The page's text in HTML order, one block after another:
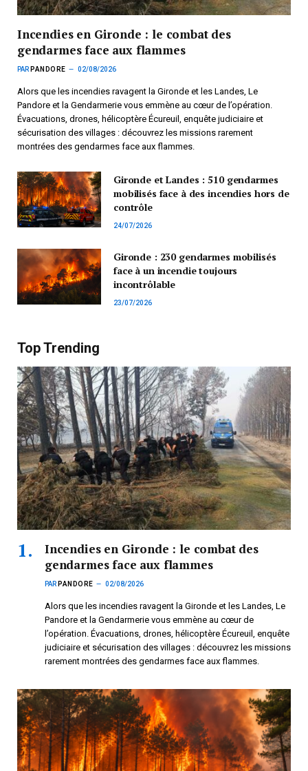
Incendies en Gironde : le combat des
gendarmes face aux flammes
PAR PANDORE 02/08/2026
Alors que les incendies ravagent la Gironde et les Landes, Le
Pandore et la Gendarmerie vous emmène au cœur de l’opération.
Évacuations, drones, hélicoptère Écureuil, enquête judiciaire et
sécurisation des villages : découvrez les missions rarement
montrées des gendarmes face aux flammes.
Gironde et Landes : 510 gendarmes
mobilisés face à des incendies hors de
contrôle
24/07/2026
Gironde : 230 gendarmes mobilisés
face à un incendie toujours
incontrôlable
23/07/2026
Top Trending
Incendies en Gironde : le combat des
gendarmes face aux flammes
PAR PANDORE 02/08/2026
Alors que les incendies ravagent la Gironde et les Landes, Le
Pandore et la Gendarmerie vous emmène au cœur de
l’opération. Évacuations, drones, hélicoptère Écureuil, enquête
judiciaire et sécurisation des villages : découvrez les missions
rarement montrées des gendarmes face aux flammes.